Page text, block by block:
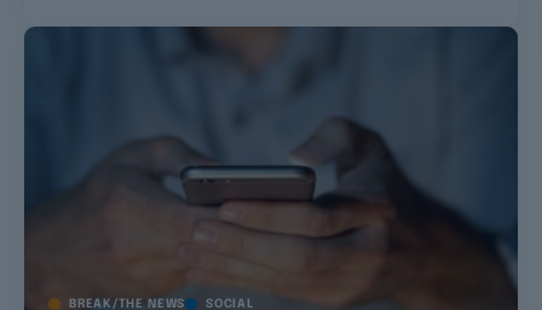
BREAK/THE NEWS SOCIAL